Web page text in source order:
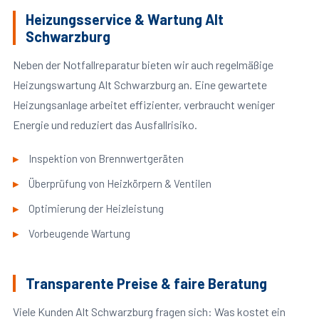
Heizungsservice & Wartung Alt
Schwarzburg
Neben der Notfallreparatur bieten wir auch regelmäßige
Heizungswartung Alt Schwarzburg an. Eine gewartete
Heizungsanlage arbeitet effizienter, verbraucht weniger
Energie und reduziert das Ausfallrisiko.
Inspektion von Brennwertgeräten
Überprüfung von Heizkörpern & Ventilen
Optimierung der Heizleistung
Vorbeugende Wartung
Transparente Preise & faire Beratung
Viele Kunden Alt Schwarzburg fragen sich: Was kostet ein